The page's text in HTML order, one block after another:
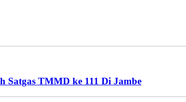
TMMD ke 111 Di Jambe